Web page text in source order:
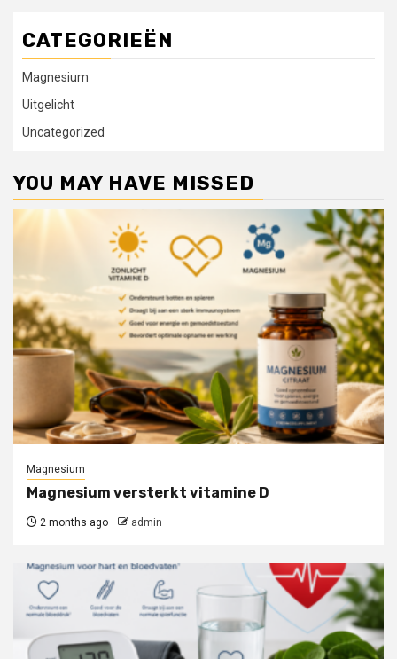
CATEGORIEËN
Magnesium
Uitgelicht
Uncategorized
YOU MAY HAVE MISSED
Magnesium
Magnesium versterkt vitamine D
2 months ago admin